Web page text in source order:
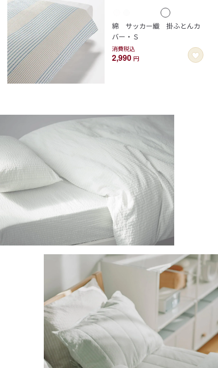
綿 サッカー織 掛ふとんカ
バー・Ｓ
消費税込
2,990 円